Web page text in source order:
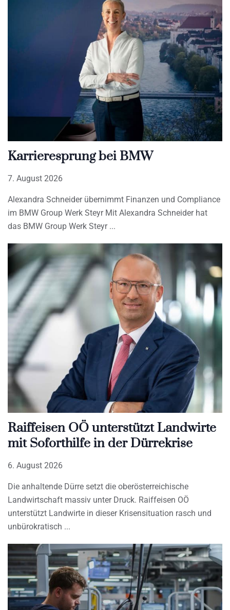
Karrieresprung bei BMW
7. August 2026
Alexandra Schneider übernimmt Finanzen und Compliance
im BMW Group Werk Steyr Mit Alexandra Schneider hat
das BMW Group Werk Steyr
Raiffeisen OÖ unterstützt Landwirte
mit Soforthilfe in der Dürrekrise
6. August 2026
Die anhaltende Dürre setzt die oberösterreichische
Landwirtschaft massiv unter Druck. Raiffeisen OÖ
unterstützt Landwirte in dieser Krisensituation rasch und
unbürokratisch